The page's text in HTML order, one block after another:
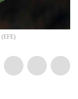
(EFE)